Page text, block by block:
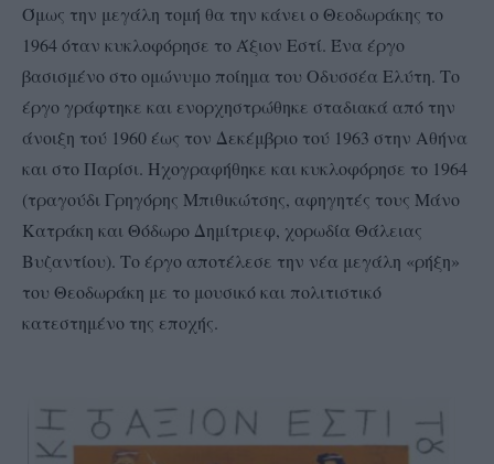
Όμως την μεγάλη τομή θα την κάνει ο Θεοδωράκης το
1964 όταν κυκλοφόρησε το Άξιον Εστί. Ένα έργο
βασισμένο στο ομώνυμο ποίημα του Οδυσσέα Ελύτη. Το
έργο γράφτηκε και ενορχηστρώθηκε σταδιακά από την
άνοιξη τού 1960 έως τον Δεκέμβριο τού 1963 στην Αθήνα
και στο Παρίσι. Ηχογραφήθηκε και κυκλοφόρησε το 1964
(τραγούδι Γρηγόρης Μπιθικώτσης, αφηγητές τους Μάνο
Κατράκη και Θόδωρο Δημίτριεφ, χορωδία Θάλειας
Βυζαντίου). Το έργο αποτέλεσε την νέα μεγάλη «ρήξη»
του Θεοδωράκη με το μουσικό και πολιτιστικό
κατεστημένο της εποχής.